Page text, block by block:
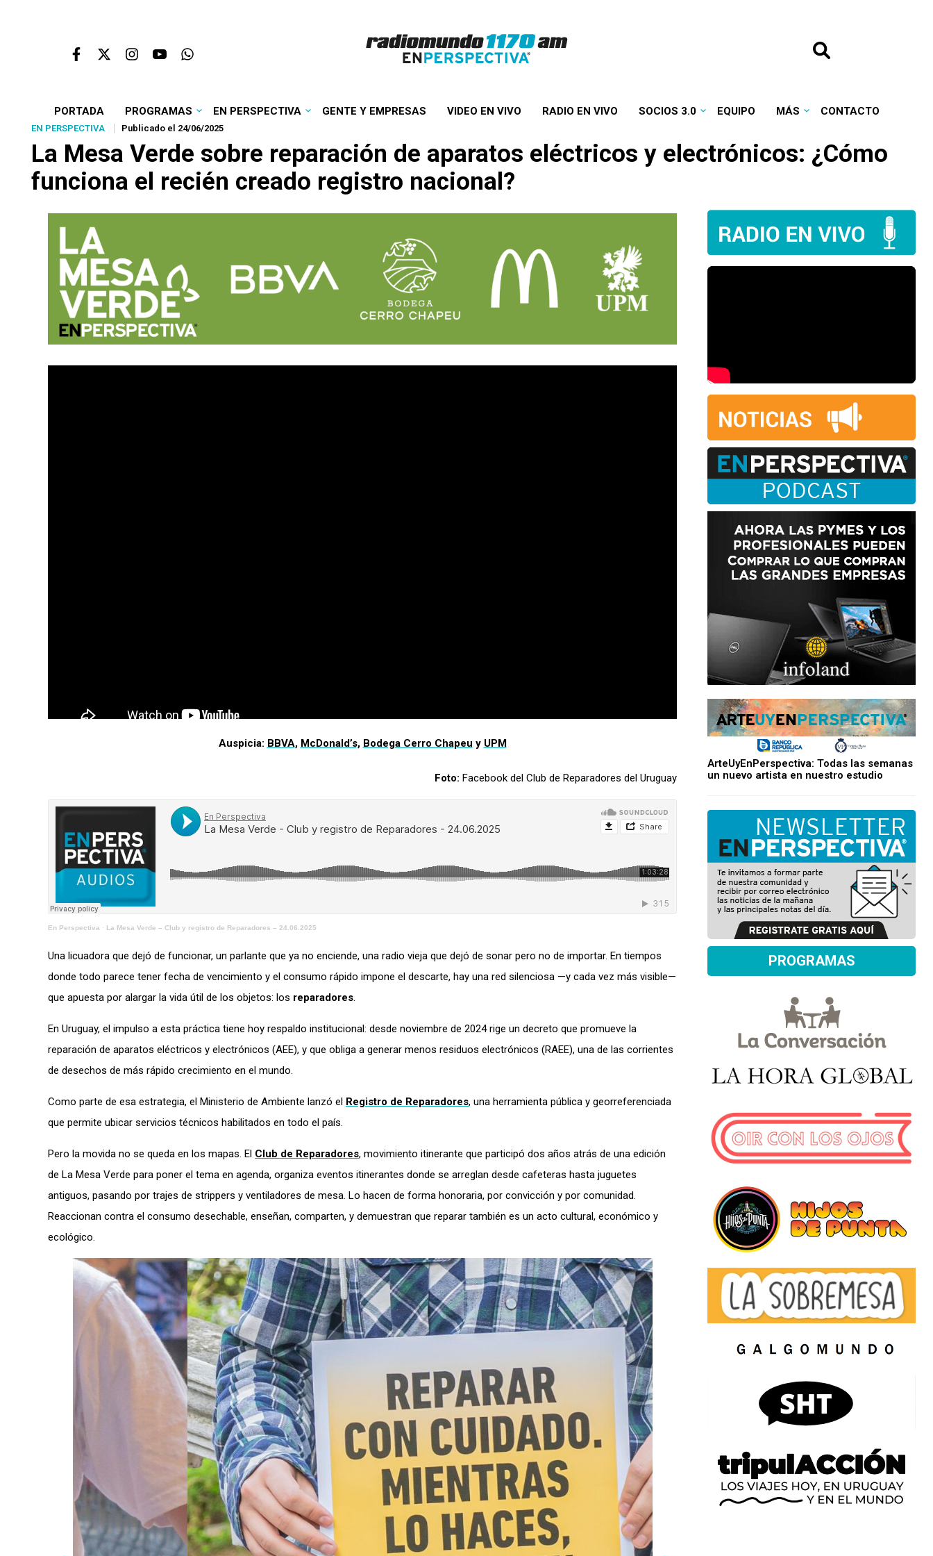
PORTADA PROGRAMAS EN PERSPECTIVA GENTE Y EMPRESAS VIDEO EN VIVO RADIO EN VIVO SOCIOS 3.0 EQUIPO MÁS CONTACTO
EN PERSPECTIVA Publicado el 24/06/2025
La Mesa Verde sobre reparación de aparatos eléctricos y electrónicos: ¿Cómo
funciona el recién creado registro nacional?
Auspicia: BBVA, McDonald’s, Bodega Cerro Chapeu y UPM
Foto: Facebook del Club de Reparadores del Uruguay
En Perspectiva · La Mesa Verde – Club y registro de Reparadores – 24.06.2025
Una licuadora que dejó de funcionar, un parlante que ya no enciende, una radio vieja que dejó de sonar pero no de importar. En tiempos
donde todo parece tener fecha de vencimiento y el consumo rápido impone el descarte, hay una red silenciosa —y cada vez más visible—
que apuesta por alargar la vida útil de los objetos: los reparadores.
En Uruguay, el impulso a esta práctica tiene hoy respaldo institucional: desde noviembre de 2024 rige un decreto que promueve la
reparación de aparatos eléctricos y electrónicos (AEE), y que obliga a generar menos residuos electrónicos (RAEE), una de las corrientes
de desechos de más rápido crecimiento en el mundo.
Como parte de esa estrategia, el Ministerio de Ambiente lanzó el Registro de Reparadores, una herramienta pública y georreferenciada
que permite ubicar servicios técnicos habilitados en todo el país.
Pero la movida no se queda en los mapas. El Club de Reparadores, movimiento itinerante que participó dos años atrás de una edición
de La Mesa Verde para poner el tema en agenda, organiza eventos itinerantes donde se arreglan desde cafeteras hasta juguetes
antiguos, pasando por trajes de strippers y ventiladores de mesa. Lo hacen de forma honoraria, por convicción y por comunidad.
Reaccionan contra el consumo desechable, enseñan, comparten, y demuestran que reparar también es un acto cultural, económico y
ecológico.
ArteUyEnPerspectiva: Todas las semanas
un nuevo artista en nuestro estudio
PROGRAMAS